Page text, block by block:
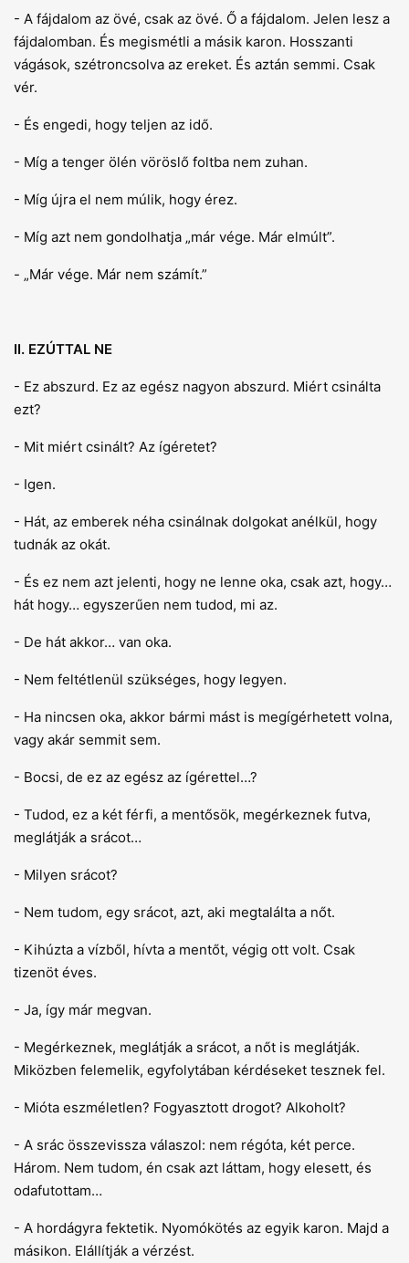
- A fájdalom az övé, csak az övé. Ő a fájdalom. Jelen lesz a
fájdalomban. És megismétli a másik karon. Hosszanti
vágások, szétroncsolva az ereket. És aztán semmi. Csak
vér.
- És engedi, hogy teljen az idő.
- Míg a tenger ölén vöröslő foltba nem zuhan.
- Míg újra el nem múlik, hogy érez.
- Míg azt nem gondolhatja „már vége. Már elmúlt”.
- „Már vége. Már nem számít.”
II. EZÚTTAL NE
- Ez abszurd. Ez az egész nagyon abszurd. Miért csinálta
ezt?
- Mit miért csinált? Az ígéretet?
- Igen.
- Hát, az emberek néha csinálnak dolgokat anélkül, hogy
tudnák az okát.
- És ez nem azt jelenti, hogy ne lenne oka, csak azt, hogy…
hát hogy… egyszerűen nem tudod, mi az.
- De hát akkor… van oka.
- Nem feltétlenül szükséges, hogy legyen.
- Ha nincsen oka, akkor bármi mást is megígérhetett volna,
vagy akár semmit sem.
- Bocsi, de ez az egész az ígérettel…?
- Tudod, ez a két férfi, a mentősök, megérkeznek futva,
meglátják a srácot…
- Milyen srácot?
- Nem tudom, egy srácot, azt, aki megtalálta a nőt.
- Kihúzta a vízből, hívta a mentőt, végig ott volt. Csak
tizenöt éves.
- Ja, így már megvan.
- Megérkeznek, meglátják a srácot, a nőt is meglátják.
Miközben felemelik, egyfolytában kérdéseket tesznek fel.
- Mióta eszméletlen? Fogyasztott drogot? Alkoholt?
- A srác összevissza válaszol: nem régóta, két perce.
Három. Nem tudom, én csak azt láttam, hogy elesett, és
odafutottam…
- A hordágyra fektetik. Nyomókötés az egyik karon. Majd a
másikon. Elállítják a vérzést.